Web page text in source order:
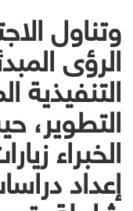
وتناول
الرؤى
التنفيذية
التطوير،
الخبراء
إعداد